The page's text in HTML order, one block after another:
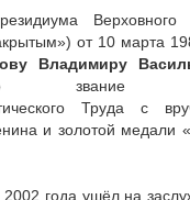
Верховного
от 10 марта
Владимиру
звание
Труда с
и золотой медали
года ушёл на